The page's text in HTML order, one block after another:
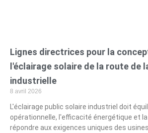
Lignes directrices pour la
l'éclairage solaire de la route de
industrielle
8 avril 2026
L'éclairage public solaire industriel doit
opérationnelle, l'efficacité énergétique et
répondre aux exigences uniques des